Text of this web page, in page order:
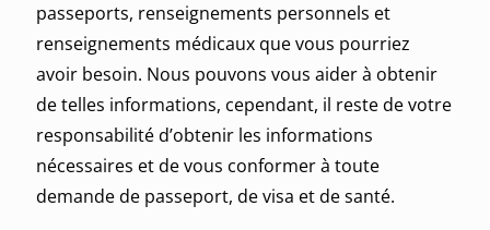
passeports, renseignements personnels et
renseignements médicaux que vous pourriez
avoir besoin. Nous pouvons vous aider à obtenir
de telles informations, cependant, il reste de votre
responsabilité d’obtenir les informations
nécessaires et de vous conformer à toute
demande de passeport, de visa et de santé.